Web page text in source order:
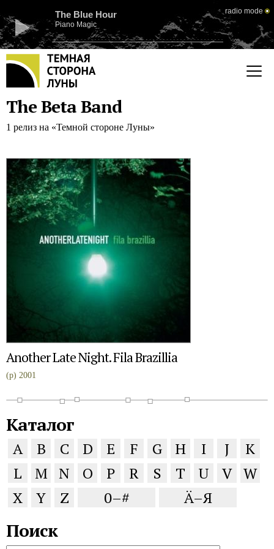
The Blue Hour
Piano Magic
radio mode
The Beta Band
1 релиз на «Темной стороне Луны»
Another Late Night. Fila Brazillia
(p) 2001
Каталог
A B C D E F G H I J
K
L
M N O P R S T U V W
X
Y Z 0–# Ä–Я
Поиск